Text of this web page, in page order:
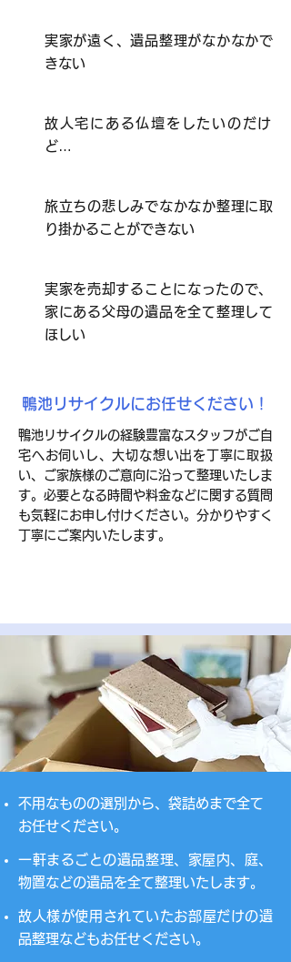
実家が遠く、遺品整理がなかなかで
きない
​故人宅にある仏壇をしたいのだけ
ど…
旅立ちの悲しみでなかなか整理に取
り掛かることができない
​実家を売却することになったので、
家にある父母の遺品を全て整理して
ほしい
鴨池リサイクルにお任せください！
鴨池リサイクルの経験豊富なスタッフがご自
宅へお伺いし、大切な想い出を丁寧に取扱
い、ご家族様のご意向に沿って整理いたしま
す。必要となる時間や料金などに関する質問
も気軽にお申し付けください。分かりやすく
丁寧にご案内いたします。
​不用なものの選別から、袋詰めまで全て
お任せください。
​一軒まるごとの遺品整理、家屋内、庭、
物置などの遺品を全て整理いたします。
故人様が使用されていたお部屋だけの遺
品整理などもお任せください。